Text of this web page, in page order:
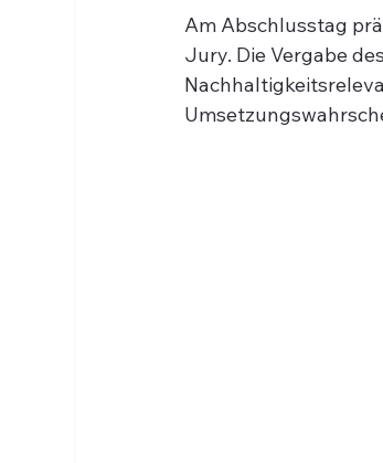
Am Abschlusstag
Jury. Die Vergabe